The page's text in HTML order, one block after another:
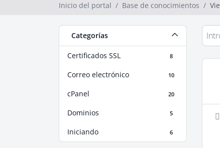
Inicio del portal Base de conocimientos
Categorías
Certificados SSL 8
Correo electrónico 10
cPanel 20
Dominios 5
Iniciando 6